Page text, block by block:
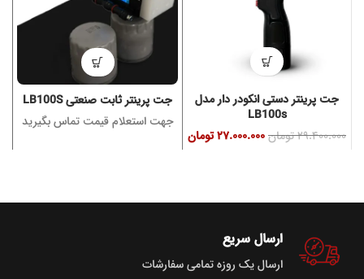
جت پرینتر دستی انکودر دار مدل
LB100s
۲۹.۴۰۰.۰۰۰تومان۲۷.۰۰۰.۰۰۰تومان
جت پرینتر ثابت صنعتی LB100S
جهت استعلام قیمت تماس بگیرید
ارسال سریع
ارسال یک روزه تمامی سفارشات